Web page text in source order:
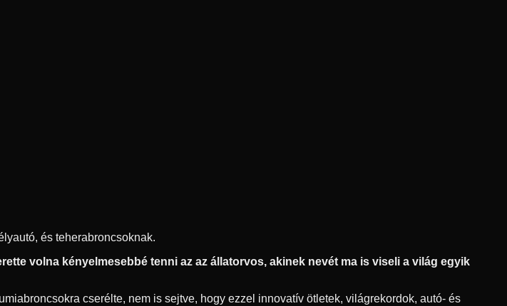
és teherabroncsoknak.
volna kényelmesebbé tenni az az állatorvos, akinek nevét ma is viseli a világ egyik
cserélte, nem is sejtve, hogy ezzel innovatív ötletek, világrekordok, autó- és